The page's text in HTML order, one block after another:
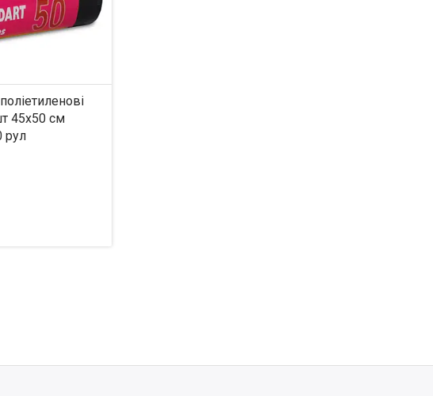
45х50 см
рул